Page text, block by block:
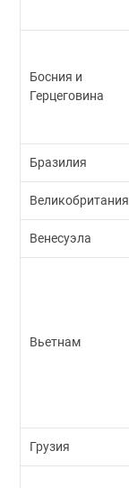
Босния и
Герцеговина
Бразилия
Великобритания
Венесуэла
Вьетнам
Грузия